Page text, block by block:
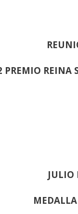
PREMIO REINA
JULIO